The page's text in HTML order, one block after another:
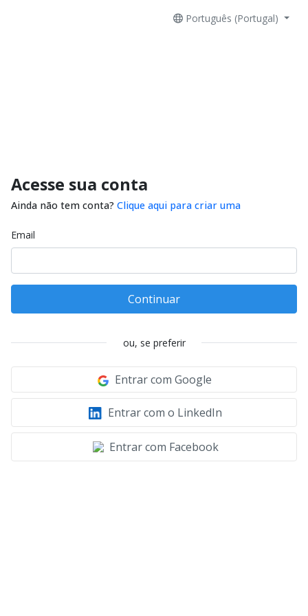
Português (Portugal)
Acesse sua conta
Ainda não tem conta? Clique aqui para criar uma
Email
Continuar
ou, se preferir
Entrar com Google
Entrar com o LinkedIn
Entrar com Facebook